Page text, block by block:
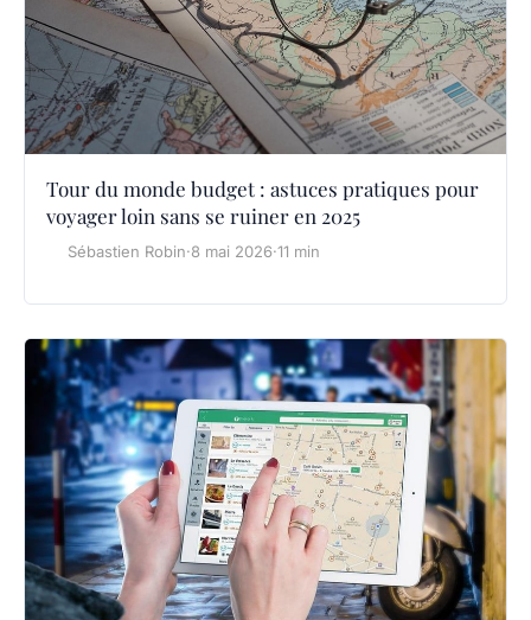
Tour du monde budget : astuces pratiques pour
voyager loin sans se ruiner en 2025
Sébastien Robin·8 mai 2026·11 min